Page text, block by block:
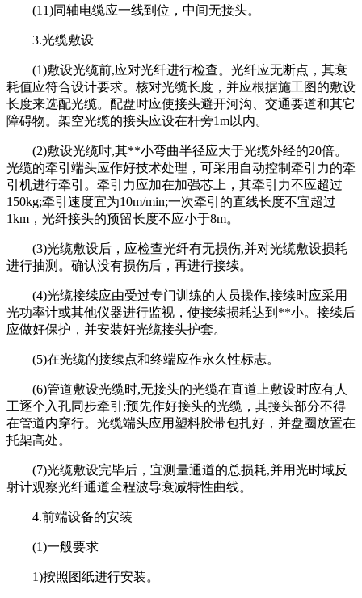
(11)同轴电缆应一线到位，中间无接头。
3.光缆敷设
(1)敷设光缆前,应对光纤进行检查。光纤应无断点，其衰
耗值应符合设计要求。核对光缆长度，并应根据施工图的敷设
长度来选配光缆。配盘时应使接头避开河沟、交通要道和其它
障碍物。架空光缆的接头应设在杆旁1m以内。
(2)敷设光缆时,其**小弯曲半径应大于光缆外经的20倍。
光缆的牵引端头应作好技术处理，可采用自动控制牵引力的牵
引机进行牵引。牵引力应加在加强芯上，其牵引力不应超过
150kg;牵引速度宜为10m/min;一次牵引的直线长度不宜超过
1km，光纤接头的预留长度不应小于8m。
(3)光缆敷设后，应检查光纤有无损伤,并对光缆敷设损耗
进行抽测。确认没有损伤后，再进行接续。
(4)光缆接续应由受过专门训练的人员操作,接续时应采用
光功率计或其他仪器进行监视，使接续损耗达到**小。接续后
应做好保护，并安装好光缆接头护套。
(5)在光缆的接续点和终端应作永久性标志。
(6)管道敷设光缆时,无接头的光缆在直道上敷设时应有人
工逐个入孔同步牵引;预先作好接头的光缆，其接头部分不得
在管道内穿行。光缆端头应用塑料胶带包扎好，并盘圈放置在
托架高处。
(7)光缆敷设完毕后，宜测量通道的总损耗,并用光时域反
射计观察光纤通道全程波导衰减特性曲线。
4.前端设备的安装
(1)一般要求
1)按照图纸进行安装。